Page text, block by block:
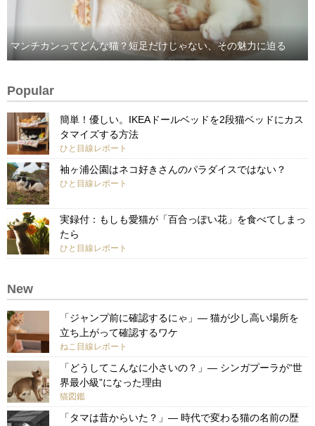
マンチカンってどんな猫？短足だけじゃない、その魅力に迫る
Popular
簡単！優しい。IKEAドールベッドを2段猫ベッドにカス
タマイズする方法
ひと目線レポート
袖ヶ浦公園はネコ好きさんのパラダイスではない？
ひと目線レポート
実録付：もしも愛猫が「百合っぽい花」を食べてしまっ
たら
ひと目線レポート
New
「ジャンプ前に確認するにゃ」— 猫が少し高い場所を
立ち上がって確認するワケ
ねこ目線レポート
「どうしてこんなに小さいの？」— シンガプーラが“世
界最小級”になった理由
猫図鑑
「タマは昔からいた？」— 時代で変わる猫の名前の歴